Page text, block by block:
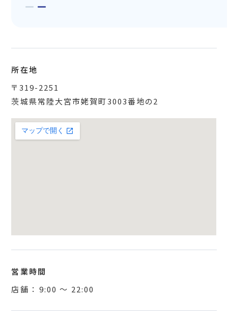
所在地
〒319-2251
茨城県常陸大宮市姥賀町3003番地の2
営業時間
店舗 ： 9:00 〜 22:00